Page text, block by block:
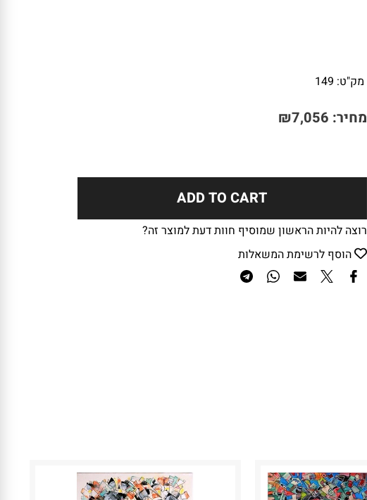
מק"ט: 149
מחיר: ₪7,056
ADD TO CART
רוצה להיות הראשון שמוסיף חוות דעת למוצר זה?
הוסף לרשימת המשאלות